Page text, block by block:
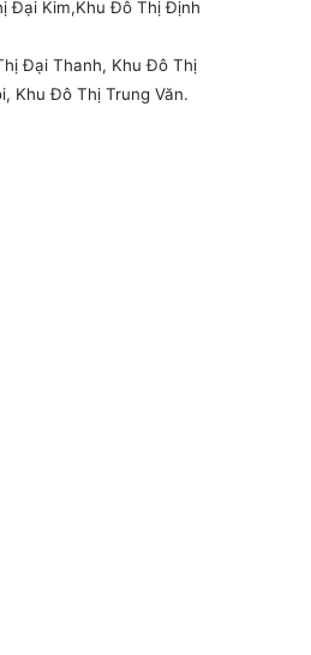
Đại Kim,Khu Đô Thị Định
Đại Thanh, Khu Đô Thị
Khu Đô Thị Trung Văn.